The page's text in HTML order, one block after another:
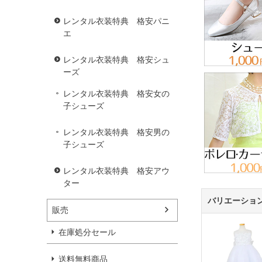
レンタル衣装特典 格安パニ
エ
レンタル衣装特典 格安シュ
ーズ
レンタル衣装特典 格安女の
子シューズ
レンタル衣装特典 格安男の
子シューズ
レンタル衣装特典 格安アウ
ター
販売
在庫処分セール
送料無料商品
バリエーショ